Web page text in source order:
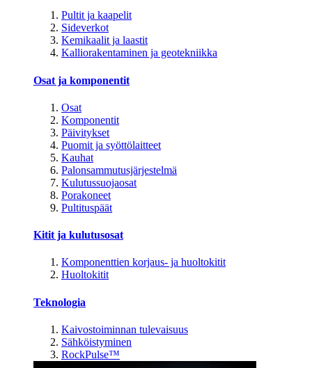
Pultit ja kaapelit
Sideverkot
Kemikaalit ja laastit
Kalliorakentaminen ja geotekniikka
Osat ja komponentit
Osat
Komponentit
Päivitykset
Puomit ja syöttölaitteet
Kauhat
Palonsammutusjärjestelmä
Kulutussuojaosat
Porakoneet
Pultituspäät
Kitit ja kulutusosat
Komponenttien korjaus- ja huoltokitit
Huoltokitit
Teknologia
Kaivostoiminnan tulevaisuus
Sähköistyminen
RockPulse™